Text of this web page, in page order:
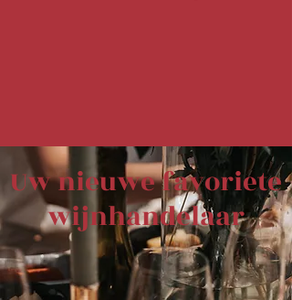
Uw nieuwe favoriete
wijnhandelaar